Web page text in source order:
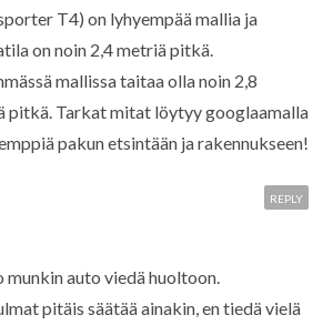
T4) on lyhyempää mallia ja
on noin 2,4 metriä pitkä.
mallissa taitaa olla noin 2,8
pitkä. Tarkat mitat löytyy googlaamalla
pakun etsintään ja rakennukseen!
munkin auto viedä huoltoon.
pitäis säätää ainakin, en tiedä vielä
REPLY